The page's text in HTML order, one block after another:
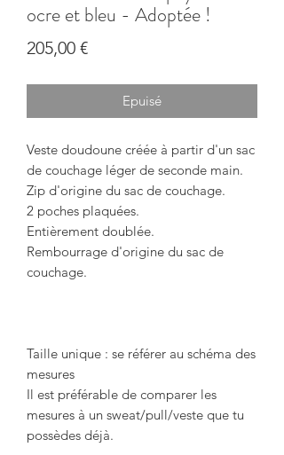
ocre et bleu - Adoptée !
205,00 €Prix
Epuisé
Veste doudoune créée à partir d'un sac
de couchage léger de seconde main.
Zip d'origine du sac de couchage.
2 poches plaquées.
Entièrement doublée.
Rembourrage d'origine du sac de
couchage.
Taille unique : se référer au schéma des
mesures
Il est préférable de comparer les
mesures à un sweat/pull/veste que tu
possèdes déjà.